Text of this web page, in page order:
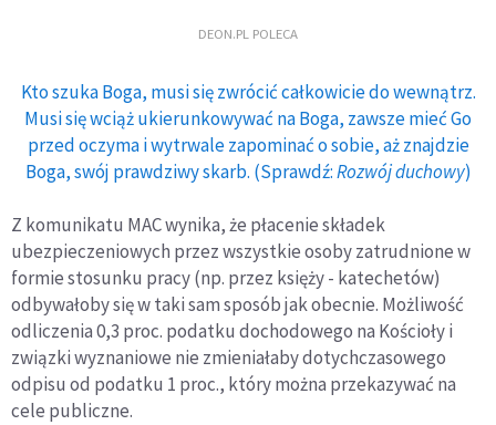
DEON.PL POLECA
Kto szuka Boga, musi się zwrócić całkowicie do wewnątrz.
Musi się wciąż ukierunkowywać na Boga, zawsze mieć Go
przed oczyma i wytrwale zapominać o sobie, aż znajdzie
Boga, swój prawdziwy skarb. (Sprawdź:Rozwój duchowy)
Z komunikatu MAC wynika, że płacenie składek
ubezpieczeniowych przez wszystkie osoby zatrudnione w
formie stosunku pracy (np. przez księży - katechetów)
odbywałoby się w taki sam sposób jak obecnie. Możliwość
odliczenia 0,3 proc. podatku dochodowego na Kościoły i
związki wyznaniowe nie zmieniałaby dotychczasowego
odpisu od podatku 1 proc., który można przekazywać na
cele publiczne.